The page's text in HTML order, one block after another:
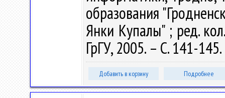
образования
Янки Купалы" ; ред.
ГрГУ, 2005. – С. 141-145.
Добавить в корзину Подробнее